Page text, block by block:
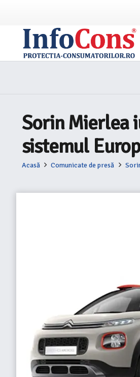
Sorin Mierlea
sistemul
Acasă Comunicate de presă